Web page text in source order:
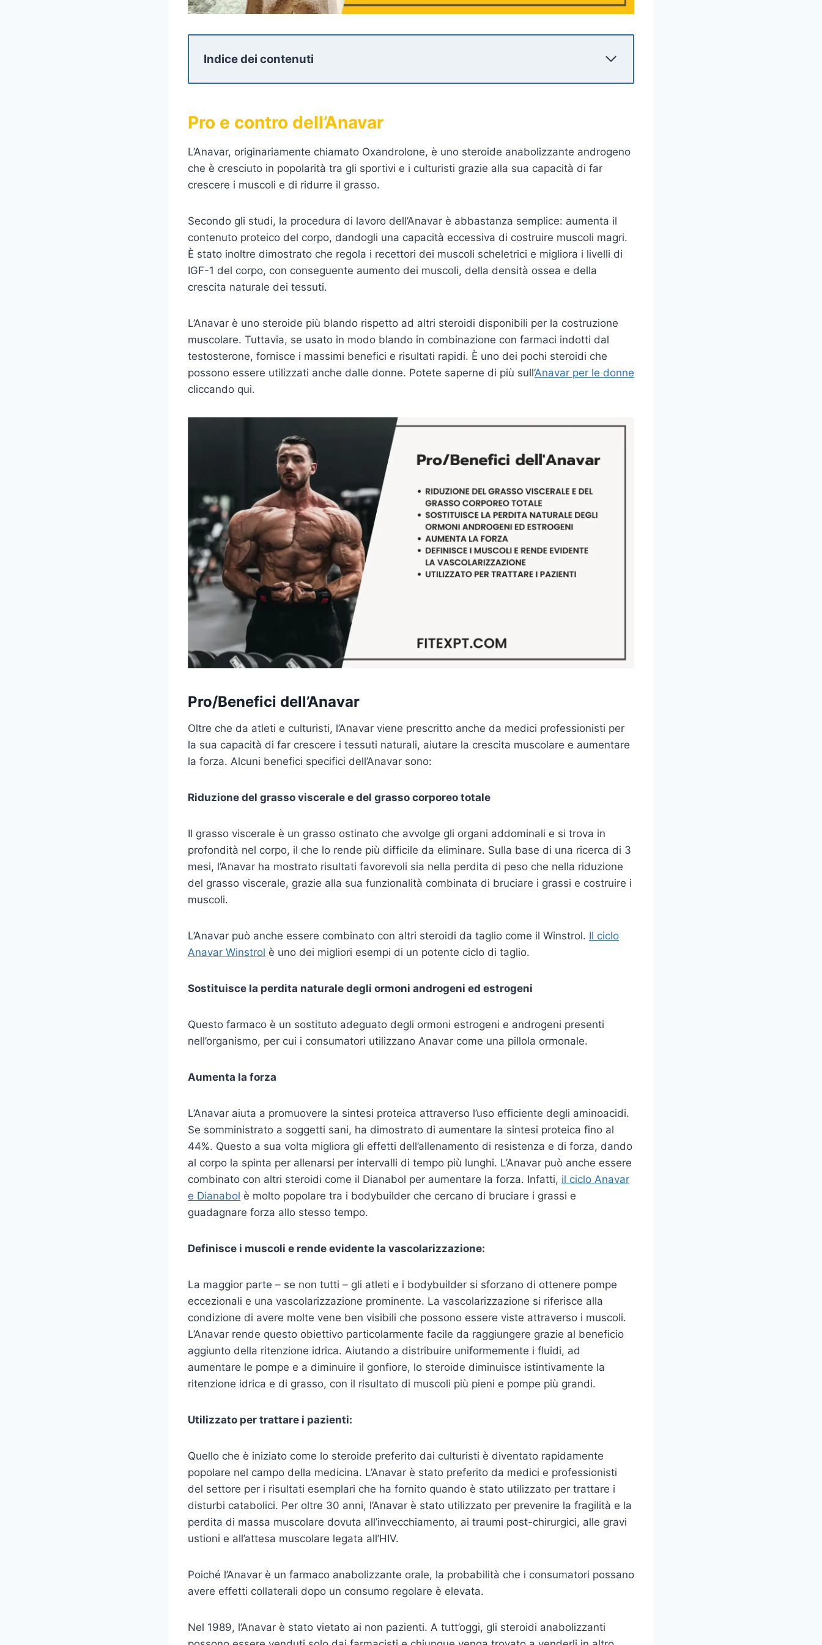
Indice dei contenuti
Pro e contro dell’Anavar
L’Anavar, originariamente chiamato Oxandrolone, è uno steroide anabolizzante androgeno
che è cresciuto in popolarità tra gli sportivi e i culturisti grazie alla sua capacità di far
crescere i muscoli e di ridurre il grasso.
Secondo gli studi, la procedura di lavoro dell’Anavar è abbastanza semplice: aumenta il
contenuto proteico del corpo, dandogli una capacità eccessiva di costruire muscoli magri.
È stato inoltre dimostrato che regola i recettori dei muscoli scheletrici e migliora i livelli di
IGF-1 del corpo, con conseguente aumento dei muscoli, della densità ossea e della
crescita naturale dei tessuti.
L’Anavar è uno steroide più blando rispetto ad altri steroidi disponibili per la costruzione
muscolare. Tuttavia, se usato in modo blando in combinazione con farmaci indotti dal
testosterone, fornisce i massimi benefici e risultati rapidi. È uno dei pochi steroidi che
possono essere utilizzati anche dalle donne. Potete saperne di più sull’Anavar per le donne
cliccando qui.
Pro/Benefici dell’Anavar
Oltre che da atleti e culturisti, l’Anavar viene prescritto anche da medici professionisti per
la sua capacità di far crescere i tessuti naturali, aiutare la crescita muscolare e aumentare
la forza. Alcuni benefici specifici dell’Anavar sono:
Riduzione del grasso viscerale e del grasso corporeo totale
Il grasso viscerale è un grasso ostinato che avvolge gli organi addominali e si trova in
profondità nel corpo, il che lo rende più difficile da eliminare. Sulla base di una ricerca di 3
mesi, l’Anavar ha mostrato risultati favorevoli sia nella perdita di peso che nella riduzione
del grasso viscerale, grazie alla sua funzionalità combinata di bruciare i grassi e costruire i
muscoli.
L’Anavar può anche essere combinato con altri steroidi da taglio come il Winstrol. Il ciclo
Anavar Winstrol è uno dei migliori esempi di un potente ciclo di taglio.
Sostituisce la perdita naturale degli ormoni androgeni ed estrogeni
Questo farmaco è un sostituto adeguato degli ormoni estrogeni e androgeni presenti
nell’organismo, per cui i consumatori utilizzano Anavar come una pillola ormonale.
Aumenta la forza
L’Anavar aiuta a promuovere la sintesi proteica attraverso l’uso efficiente degli aminoacidi.
Se somministrato a soggetti sani, ha dimostrato di aumentare la sintesi proteica fino al
44%. Questo a sua volta migliora gli effetti dell’allenamento di resistenza e di forza, dando
al corpo la spinta per allenarsi per intervalli di tempo più lunghi. L’Anavar può anche essere
combinato con altri steroidi come il Dianabol per aumentare la forza. Infatti, il ciclo Anavar
e Dianabol è molto popolare tra i bodybuilder che cercano di bruciare i grassi e
guadagnare forza allo stesso tempo.
Definisce i muscoli e rende evidente la vascolarizzazione:
La maggior parte – se non tutti – gli atleti e i bodybuilder si sforzano di ottenere pompe
eccezionali e una vascolarizzazione prominente. La vascolarizzazione si riferisce alla
condizione di avere molte vene ben visibili che possono essere viste attraverso i muscoli.
L’Anavar rende questo obiettivo particolarmente facile da raggiungere grazie al beneficio
aggiunto della ritenzione idrica. Aiutando a distribuire uniformemente i fluidi, ad
aumentare le pompe e a diminuire il gonfiore, lo steroide diminuisce istintivamente la
ritenzione idrica e di grasso, con il risultato di muscoli più pieni e pompe più grandi.
Utilizzato per trattare i pazienti:
Quello che è iniziato come lo steroide preferito dai culturisti è diventato rapidamente
popolare nel campo della medicina. L’Anavar è stato preferito da medici e professionisti
del settore per i risultati esemplari che ha fornito quando è stato utilizzato per trattare i
disturbi catabolici. Per oltre 30 anni, l’Anavar è stato utilizzato per prevenire la fragilità e la
perdita di massa muscolare dovuta all’invecchiamento, ai traumi post-chirurgici, alle gravi
ustioni e all’attesa muscolare legata all’HIV.
Poiché l’Anavar è un farmaco anabolizzante orale, la probabilità che i consumatori possano
avere effetti collaterali dopo un consumo regolare è elevata.
Nel 1989, l’Anavar è stato vietato ai non pazienti. A tutt’oggi, gli steroidi anabolizzanti